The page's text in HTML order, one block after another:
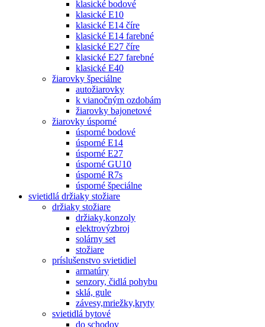
klasické bodové
klasické E10
klasické E14 číre
klasické E14 farebné
klasické E27 číre
klasické E27 farebné
klasické E40
žiarovky špeciálne
autožiarovky
k vianočným ozdobám
žiarovky bajonetové
žiarovky úsporné
úsporné bodové
úsporné E14
úsporné E27
úsporné GU10
úsporné R7s
úsporné špeciálne
svietidlá držiaky stožiare
držiaky stožiare
držiaky,konzoly
elektrovýzbroj
solárny set
stožiare
príslušenstvo svietidiel
armatúry
senzory, čidlá pohybu
sklá, gule
závesy,mriežky,kryty
svietidlá bytové
do schodov